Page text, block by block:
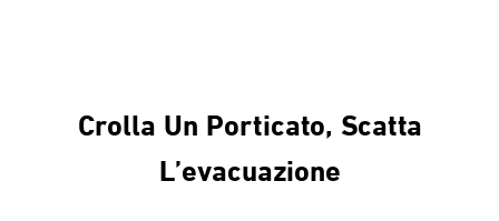
Crolla Un Porticato, Scatta
L’evacuazione